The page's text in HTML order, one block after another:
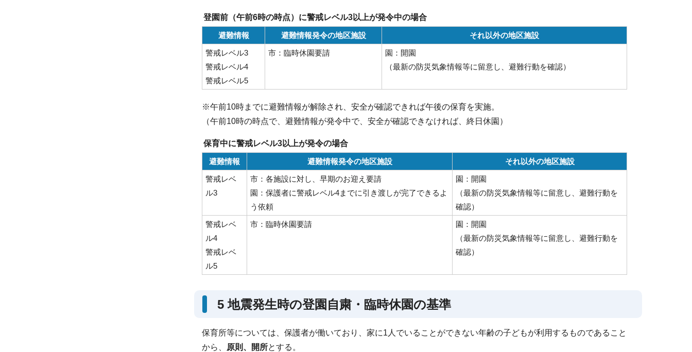
登園前（午前6時の時点）に警戒レベル3以上が発令中の場合
避難情報 避難情報発令の地区施設
それ以外の地区施設
警戒レベル3
警戒レベル4
警戒レベル5
市：臨時休園要請
園：開園
（最新の防災気象情報等に留意し、避難行動を確認）
※午前10時までに避難情報が解除され、安全が確認できれば午後の保育を実施。
（午前10時の時点で、避難情報が発令中で、安全が確認できなければ、終日休園）
保育中に警戒レベル3以上が発令の場合
避難情報 避難情報発令の地区施設
それ以外の地区施設
警戒レベ
ル3
市：各施設に対し、早期のお迎え要請
園：保護者に警戒レベル4までに引き渡しが完了できるよ
う依頼
園：開園
（最新の防災気象情報等に留意し、避難行動を
確認）
警戒レベ
ル4
警戒レベ
ル5
市：臨時休園要請
園：開園
（最新の防災気象情報等に留意し、避難行動を
確認）
5 地震発生時の登園自粛・臨時休園の基準
保育所等については、保護者が働いており、家に1人でいることができない年齢の子どもが利用するものであること
から、
原則、開所とする。